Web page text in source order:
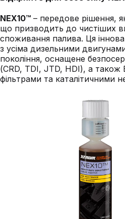
NEX10™ – передове рішення,
що призводить до чистіших
споживання палива. Ця
з усіма дизельними
покоління, оснащене
(CRD, TDI, JTD, HDI), а також
фільтрами та каталітичними